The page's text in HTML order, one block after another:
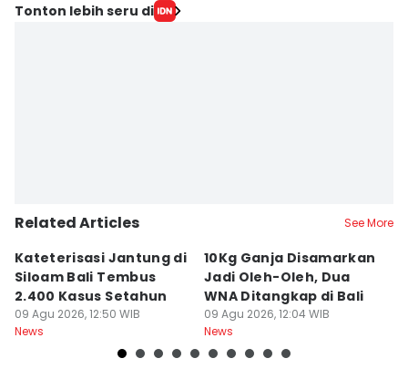
Tonton lebih seru di
Related Articles See More
Kateterisasi Jantung di
Siloam Bali Tembus
2.400 Kasus Setahun
09 Agu 2026, 12:50 WIB
News
10Kg Ganja Disamarkan
Jadi Oleh-Oleh, Dua
WNA Ditangkap di Bali
09 Agu 2026, 12:04 WIB
News